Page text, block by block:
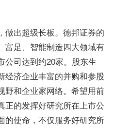
做出超级长板。德邦证券的
富足、智能制造四大领域有
公司达到约20家。股东生
经济企业丰富的并购和参股
野和企业家网络。希望用前
正的发挥好研究所在上市公
的使命，不仅服务好研究所